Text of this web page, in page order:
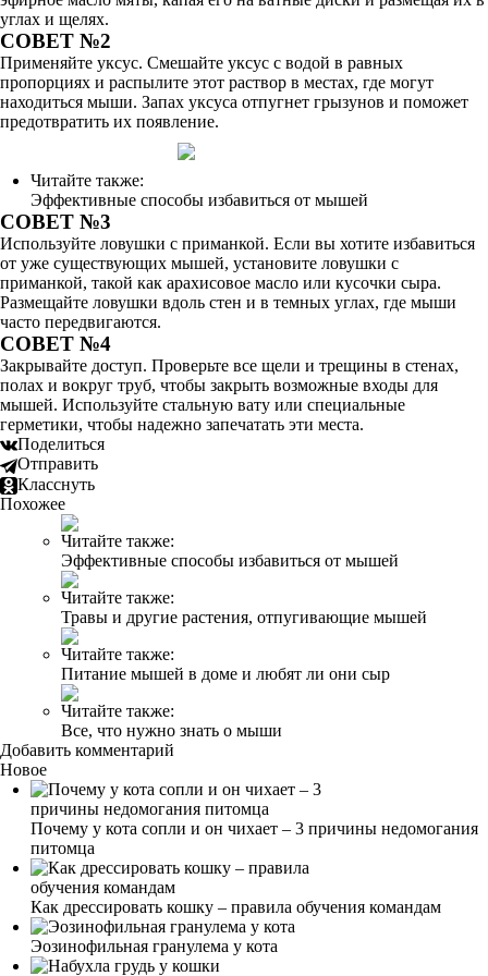
углах и щелях.
СОВЕТ №2
Применяйте уксус. Смешайте уксус с водой в равных
пропорциях и распылите этот раствор в местах, где могут
находиться мыши. Запах уксуса отпугнет грызунов и поможет
предотвратить их появление.
Читайте также:
Эффективные способы избавиться от мышей
СОВЕТ №3
Используйте ловушки с приманкой. Если вы хотите избавиться
от уже существующих мышей, установите ловушки с
приманкой, такой как арахисовое масло или кусочки сыра.
Размещайте ловушки вдоль стен и в темных углах, где мыши
часто передвигаются.
СОВЕТ №4
Закрывайте доступ. Проверьте все щели и трещины в стенах,
полах и вокруг труб, чтобы закрыть возможные входы для
мышей. Используйте стальную вату или специальные
герметики, чтобы надежно запечатать эти места.
Поделиться
Отправить
Класснуть
Похожее
Читайте также:
Эффективные способы избавиться от мышей
Читайте также:
Травы и другие растения, отпугивающие мышей
Читайте также:
Питание мышей в доме и любят ли они сыр
Читайте также:
Все, что нужно знать о мыши
Добавить комментарий
Новое
Почему у кота сопли и он чихает – 3 причины недомогания
питомца
Как дрессировать кошку – правила обучения командам
Эозинофильная гранулема у кота